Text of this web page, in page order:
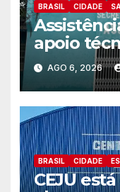
BRASIL CIDADE
apoio
situações
AGO 6, 2026
BRASIL CIDADE
CEJU